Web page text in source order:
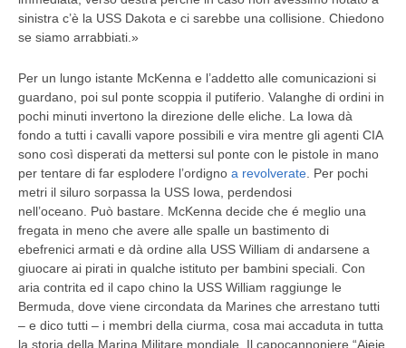
sinistra c’è la USS Dakota e ci sarebbe una collisione. Chiedono
se siamo arrabbiati.»
Per un lungo istante McKenna e l’addetto alle comunicazioni si
guardano, poi sul ponte scoppia il putiferio. Valanghe di ordini in
pochi minuti invertono la direzione delle eliche. La Iowa dà
fondo a tutti i cavalli vapore possibili e vira mentre gli agenti CIA
sono così disperati da mettersi sul ponte con le pistole in mano
per tentare di far esplodere l’ordigno a revolverate . Per pochi
metri il siluro sorpassa la USS Iowa, perdendosi
nell’oceano. Può bastare. McKenna decide che é meglio una
fregata in meno che avere alle spalle un bastimento di
ebefrenici armati e dà ordine alla USS William di andarsene a
giuocare ai pirati in qualche istituto per bambini speciali. Con
aria contrita ed il capo chino la USS William raggiunge le
Bermuda, dove viene circondata da Marines che arrestano tutti
– e dico tutti – i membri della ciurma, cosa mai accaduta in tutta
la storia della Marina Militare mondiale. Il capocannoniere “Aieie